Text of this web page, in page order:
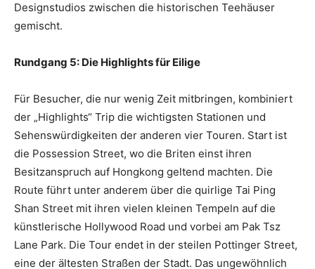
Designstudios zwischen die historischen Teehäuser
gemischt.
Rundgang 5: Die Highlights für Eilige
Für Besucher, die nur wenig Zeit mitbringen, kombiniert
der „Highlights“ Trip die wichtigsten Stationen und
Sehenswürdigkeiten der anderen vier Touren. Start ist
die Possession Street, wo die Briten einst ihren
Besitzanspruch auf Hongkong geltend machten. Die
Route führt unter anderem über die quirlige Tai Ping
Shan Street mit ihren vielen kleinen Tempeln auf die
künstlerische Hollywood Road und vorbei am Pak Tsz
Lane Park. Die Tour endet in der steilen Pottinger Street,
eine der ältesten Straßen der Stadt. Das ungewöhnlich